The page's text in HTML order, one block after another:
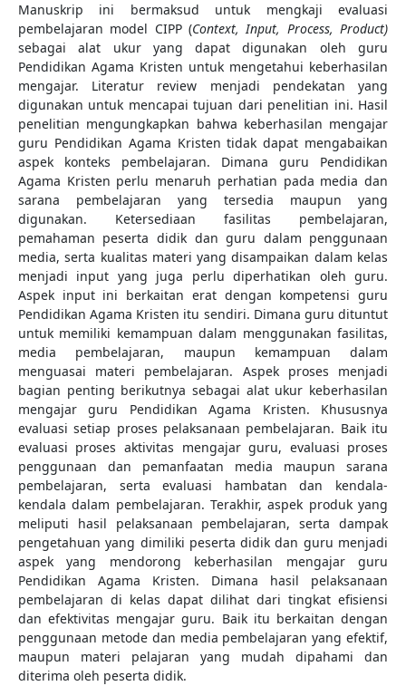
Manuskrip ini bermaksud untuk mengkaji evaluasi
pembelajaran model CIPP (Context, Input, Process, Product)
sebagai alat ukur yang dapat digunakan oleh guru
Pendidikan Agama Kristen untuk mengetahui keberhasilan
mengajar. Literatur review menjadi pendekatan yang
digunakan untuk mencapai tujuan dari penelitian ini. Hasil
penelitian mengungkapkan bahwa keberhasilan mengajar
guru Pendidikan Agama Kristen tidak dapat mengabaikan
aspek konteks pembelajaran. Dimana guru Pendidikan
Agama Kristen perlu menaruh perhatian pada media dan
sarana pembelajaran yang tersedia maupun yang
digunakan. Ketersediaan fasilitas pembelajaran,
pemahaman peserta didik dan guru dalam penggunaan
media, serta kualitas materi yang disampaikan dalam kelas
menjadi input yang juga perlu diperhatikan oleh guru.
Aspek input ini berkaitan erat dengan kompetensi guru
Pendidikan Agama Kristen itu sendiri. Dimana guru dituntut
untuk memiliki kemampuan dalam menggunakan fasilitas,
media pembelajaran, maupun kemampuan dalam
menguasai materi pembelajaran. Aspek proses menjadi
bagian penting berikutnya sebagai alat ukur keberhasilan
mengajar guru Pendidikan Agama Kristen. Khususnya
evaluasi setiap proses pelaksanaan pembelajaran. Baik itu
evaluasi proses aktivitas mengajar guru, evaluasi proses
penggunaan dan pemanfaatan media maupun sarana
pembelajaran, serta evaluasi hambatan dan kendala-
kendala dalam pembelajaran. Terakhir, aspek produk yang
meliputi
hasil pelaksanaan pembelajaran, serta dampak
pengetahuan yang dimiliki peserta didik dan guru menjadi
aspek yang mendorong keberhasilan mengajar guru
Pendidikan Agama Kristen. Dimana hasil pelaksanaan
pembelajaran di kelas dapat dilihat dari tingkat efisiensi
dan efektivitas mengajar guru. Baik itu berkaitan dengan
penggunaan metode dan media pembelajaran yang efektif,
maupun materi pelajaran yang mudah dipahami dan
diterima oleh peserta didik.